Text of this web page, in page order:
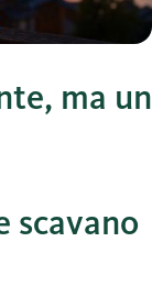
ma un
scavano